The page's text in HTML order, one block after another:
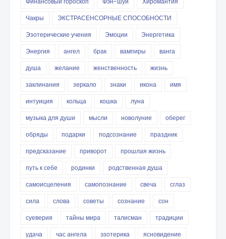
Чакры
ЭКСТРАСЕНСОРНЫЕ СПОСОБНОСТИ
Эзотерические учения
Эмоции
Энергетика
Энергия
ангел брак вампиры
ванга
душа
желание женственность
жизнь
заклинания
зеркало знаки икона
имя
интуиция
кольца кошка
луна
музыка для души
мысли новолуние
оберег
обряды
подарки подсознание
праздник
предсказание
приворот
прошлая жизнь
путь к себе
родинки
родственная душа
самоисцеления
самопознание свеча
сглаз
сила
слова советы сознание
сон
суеверия
тайны мира талисман
традиции
удача
час ангела эзотерика ясновидение